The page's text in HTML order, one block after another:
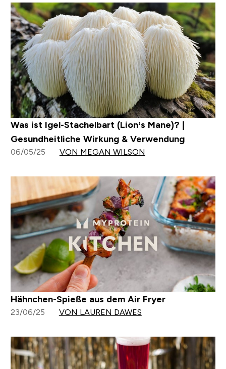
Was ist Igel-Stachelbart (Lion’s Mane)? |
Gesundheitliche Wirkung & Verwendung
06/05/25 VON MEGAN WILSON
Hähnchen-Spieße aus dem Air Fryer
23/06/25 VON LAUREN DAWES